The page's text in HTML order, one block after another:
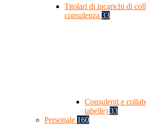
Titolari di incarichi di
consulenza 33
Consulenti e
tabelle) 33
Personale 160